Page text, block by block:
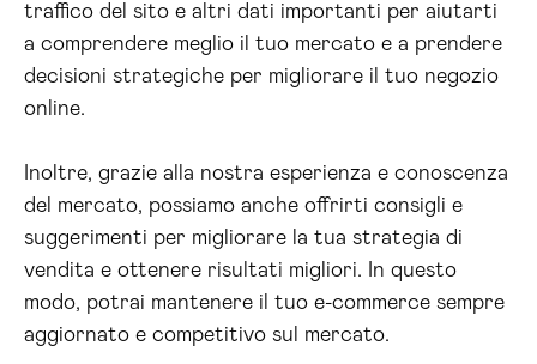
traffico del sito e altri dati importanti per aiutarti
a comprendere meglio il tuo mercato e a prendere
decisioni strategiche per migliorare il tuo negozio
online.
Inoltre, grazie alla nostra esperienza e conoscenza
del mercato, possiamo anche offrirti consigli e
suggerimenti per migliorare la tua strategia di
vendita e ottenere risultati migliori. In questo
modo, potrai mantenere il tuo e-commerce sempre
aggiornato e competitivo sul mercato.